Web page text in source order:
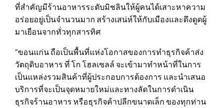
ที่สำคัญมีร้านอาหารระดับมิชลินให้ผู้คนได้เสาะหาความ
อร่อยอยู่เป็นจำนวนมาก สร้างเสน่ห์ให้กับเมืองและดึงดูดผู้
มาเยือนจากทั่วทุกสารทิศ
“ขอนแก่น ถือเป็นพื้นที่แห่งโอกาสของการทำธุรกิจค้าส่ง
วัตถุดิบอาหาร ที่ โก โฮลเซลล์ จะเข้ามาทำหน้าที่ในการ
เป็นแหล่งรวมสินค้าที่ผู้ประกอบการต้องการ และนำเสนอ
บริการที่จะเป็นจุดหมายใหม่และทางลัดในการดำเนิน
ธุรกิจร้านอาหาร หรือธุรกิจค้าปลีกขนาดเล็ก ของทุกท่าน